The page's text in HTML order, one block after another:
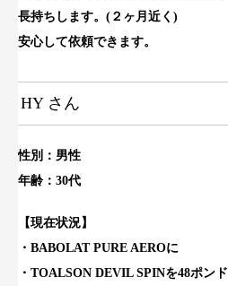
長持ちします。(２ヶ月近く)
安心して依頼できます。
HY さん
性別：男性
年齢：30代
【現在状況】
・BABOLAT PURE AEROに
・TOALSON DEVIL SPINを48ポンド